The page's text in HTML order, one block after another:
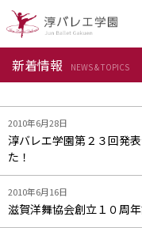
新着情報 NEWS & TOPICS
2010年6月28日
淳バレエ学園第２３回発
た！
2010年6月16日
滋賀洋舞協会創立１０周